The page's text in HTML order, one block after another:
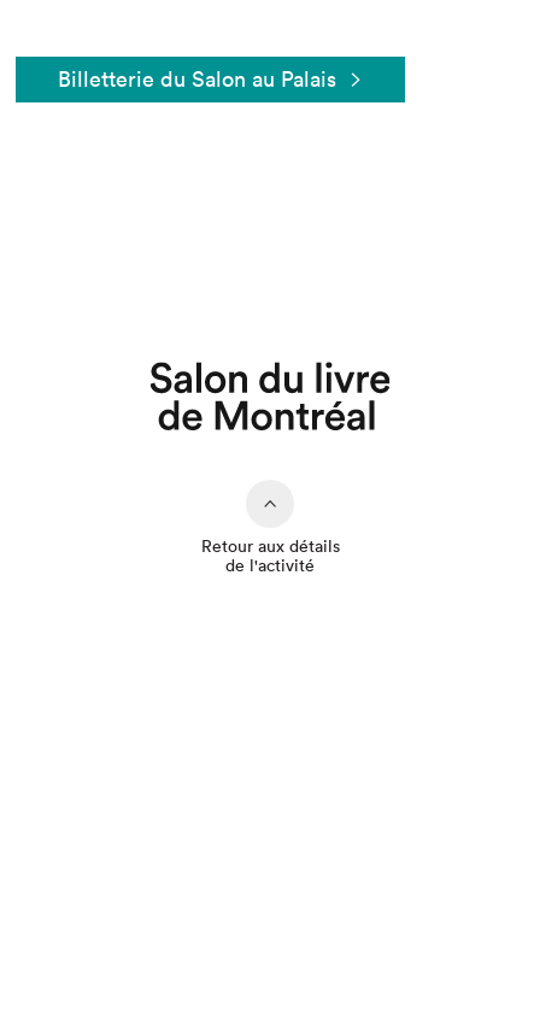
Billetterie du Salon au Palais
Retour aux détails
de l'activité